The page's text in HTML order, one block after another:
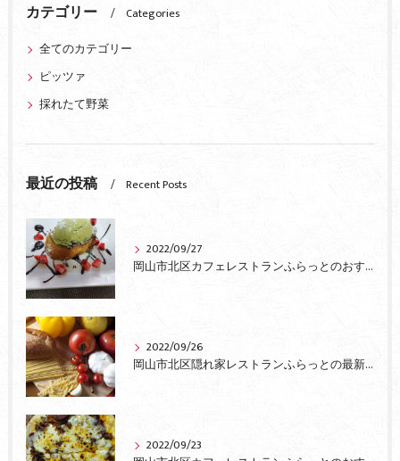
カテゴリー
Categories
全てのカテゴリー
ピッツァ
採れたて野菜
最近の投稿 Recent Posts
2022/09/27
岡山市北区カフェレストランふらっとのおすすめ
2022/09/26
岡山市北区隠れ家レストランふらっとの最新情報
2022/09/23